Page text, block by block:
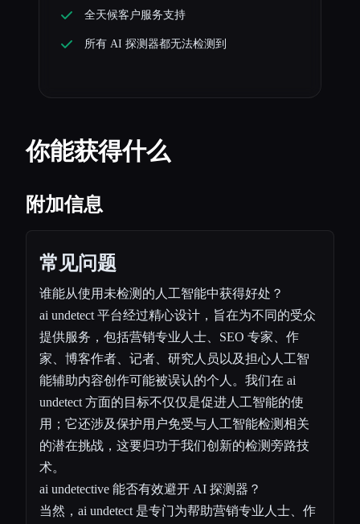
全天候客户服务支持
所有 AI 探测器都无法检测到
你能获得什么
附加信息
常见问题
谁能从使用未检测的人工智能中获得好处？
ai undetect 平台经过精心设计，旨在为不同的受众
提供服务，包括营销专业人士、SEO 专家、作
家、博客作者、记者、研究人员以及担心人工智
能辅助内容创作可能被误认的个人。我们在 ai
undetect 方面的目标不仅仅是促进人工智能的使
用；它还涉及保护用户免受与人工智能检测相关
的潜在挑战，这要归功于我们创新的检测旁路技
术。
ai undetective 能否有效避开 AI 探测器？
当然，ai undetect 是专门为帮助营销专业人士、作